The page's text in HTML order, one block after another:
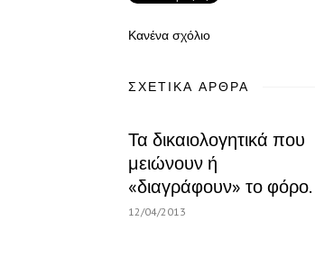
Κανένα σχόλιο
ΣΧΕΤΙΚΆ ΆΡΘΡΑ
Τα δικαιολογητικά που
μειώνουν ή
«διαγράφουν» το φόρο.
12/04/2013